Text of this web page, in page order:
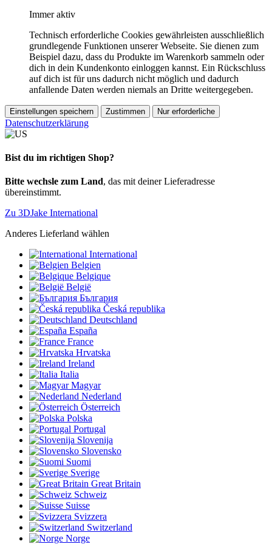
Immer aktiv
Technisch erforderliche Cookies gewährleisten ausschließlich
grundlegende Funktionen unserer Webseite. Sie dienen zum
Beispiel dazu, dass du Produkte im Warenkorb sammeln oder
dich in dein Kundenkonto einloggen kannst. Ein Rückschluss
auf dich ist für uns dadurch nicht möglich und dadurch
anfallende Daten werden niemals an Dritte weitergegeben.
Einstellungen speichern Zustimmen Nur erforderliche
Datenschutzerklärung
Bist du im richtigen Shop?
Bitte wechsle zum Land, das mit deiner Lieferadresse
übereinstimmt.
Zu 3DJake International
Anderes Lieferland wählen
International
Belgien
Belgique
België
България
Česká republika
Deutschland
España
France
Hrvatska
Ireland
Italia
Magyar
Nederland
Österreich
Polska
Portugal
Slovenija
Slovensko
Suomi
Sverige
Great Britain
Schweiz
Suisse
Svizzera
Switzerland
Norge